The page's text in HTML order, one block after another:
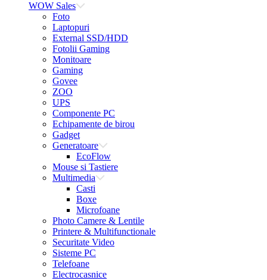
WOW Sales
Foto
Laptopuri
External SSD/HDD
Fotolii Gaming
Monitoare
Gaming
Govee
ZOO
UPS
Componente PC
Echipamente de birou
Gadget
Generatoare
EcoFlow
Mouse si Tastiere
Multimedia
Casti
Boxe
Microfoane
Photo Camere & Lentile
Printere & Multifunctionale
Securitate Video
Sisteme PC
Telefoane
Electrocasnice